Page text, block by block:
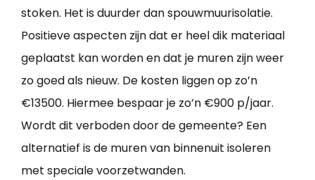
stoken. Het is duurder dan spouwmuurisolatie.
Positieve aspecten zijn dat er heel dik materiaal
geplaatst kan worden en dat je muren zijn weer
zo goed als nieuw. De kosten liggen op zo’n
€13500. Hiermee bespaar je zo’n €900 p/jaar.
Wordt dit verboden door de gemeente? Een
alternatief is de muren van binnenuit isoleren
met speciale voorzetwanden.